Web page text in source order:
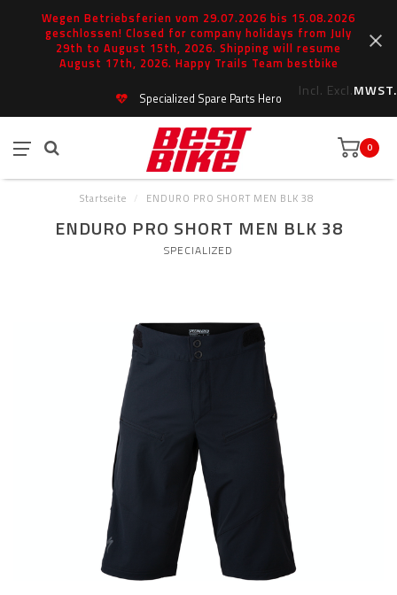
Wegen Betriebsferien vom 29.07.2026 bis 15.08.2026
geschlossen! Closed for company holidays from July
29th to August 15th, 2026. Shipping will resume
August 17th, 2026. Happy Trails Team bestbike
Incl. Excl.MWST.
Specialized Spare Parts Hero
0
Startseite / ENDURO PRO SHORT MEN BLK 38
ENDURO PRO SHORT MEN BLK 38
SPECIALIZED